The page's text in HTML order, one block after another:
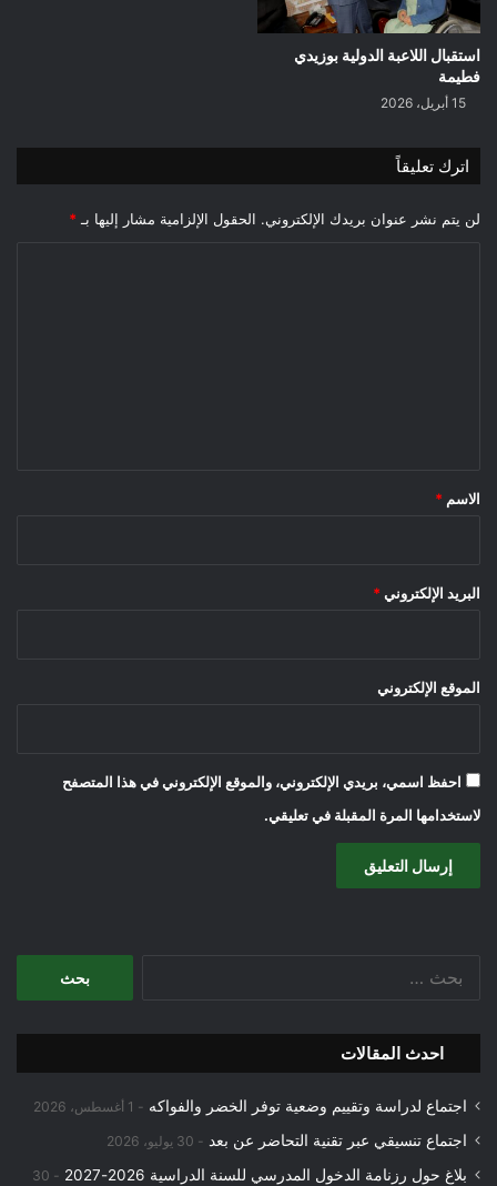
استقبال اللاعبة الدولية بوزيدي
فطيمة
15 أبريل، 2026
اترك تعليقاً
لن يتم نشر عنوان بريدك الإلكتروني. الحقول الإلزامية مشار إليها بـ *
*
الاسم *
البريد الإلكتروني *
الموقع الإلكتروني
احفظ اسمي، بريدي الإلكتروني، والموقع الإلكتروني في هذا المتصفح
لاستخدامها المرة المقبلة في تعليقي.
احدث المقالات
اجتماع لدراسة وتقييم وضعية توفر الخضر والفواكه 1 أغسطس، 2026
اجتماع تنسيقي عبر تقنية التحاضر عن بعد 30 يوليو، 2026
بلاغ حول رزنامة الدخول المدرسي للسنة الدراسية 2026-2027
30